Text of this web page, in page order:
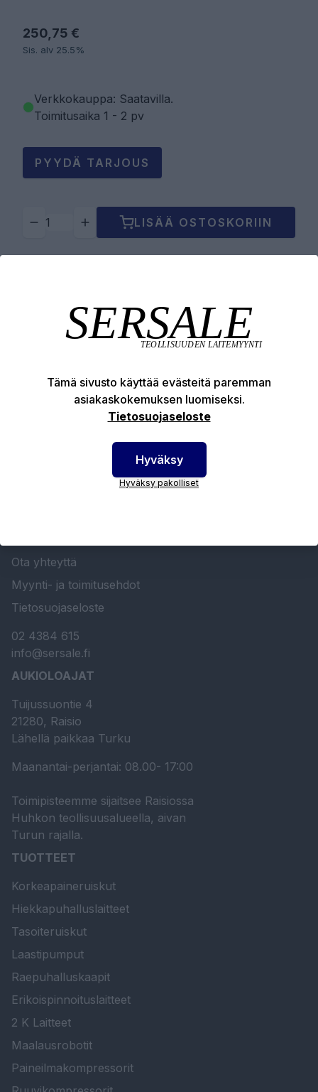
250,75 €
Sis. alv 25.5%
Verkkokauppa: Saatavilla.
Toimitusaika 1 - 2 pv
PYYDÄ TARJOUS
LISÄÄ OSTOSKORIIN
Tekniset edut
SERSALE OY MAALAUSLAITTEIDEN ERIKOISLIIKE
Ota yhteyttä
Myynti- ja toimitusehdot
Tietosuojaseloste
02 4384 615
info@sersale.fi
AUKIOLOAJAT
Tuijussuontie 4
21280, Raisio
Lähellä paikkaa Turku
Maanantai-perjantai: 08.00- 17:00
Toimipisteemme sijaitsee Raisiossa
Huhkon teollisuusalueella, aivan
Turun rajalla.
TUOTTEET
Korkeapaineruiskut
Hiekkapuhalluslaitteet
Tasoiteruiskut
Laastipumput
Raepuhalluskaapit
Erikoispinnoituslaitteet
2 K Laitteet
Maalausrobotit
Paineilmakompressorit
Tämä sivusto käyttää evästeitä paremman
asiakaskokemuksen luomiseksi.
Tietosuojaseloste
Hyväksy
Hyväksy pakolliset